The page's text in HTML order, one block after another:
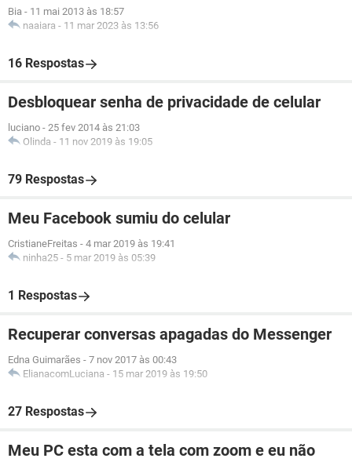
Bia - 11 mai 2013 às 18:57
naaiara - 11 mar 2023 às 13:56
16 Respostas
Desbloquear senha de privacidade de celular
luciano - 25 fev 2014 às 21:03
Olinda - 11 nov 2019 às 19:05
79 Respostas
Meu Facebook sumiu do celular
CristianeFreitas - 4 mar 2019 às 19:41
ninha25 - 5 mar 2019 às 05:39
1 Respostas
Recuperar conversas apagadas do Messenger
Edna Guimarães - 7 nov 2017 às 00:43
ElianacomLuciana - 15 mar 2019 às 19:50
27 Respostas
Meu PC esta com a tela com zoom e eu não